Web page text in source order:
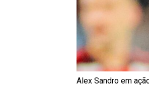
Alex Sandro em